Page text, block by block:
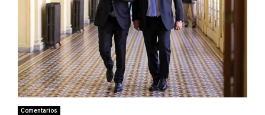
Comentarios